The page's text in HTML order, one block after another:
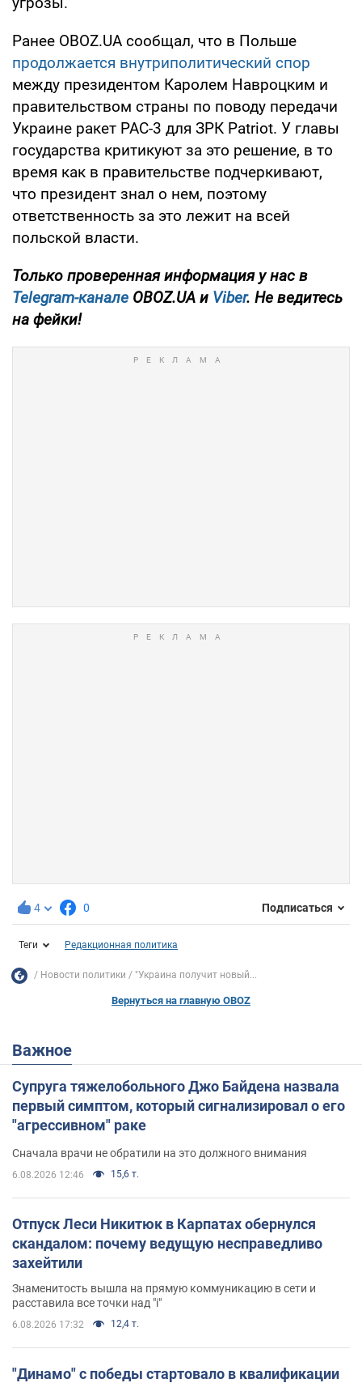
Ранее OBOZ.UA сообщал, что в Польше
продолжается внутриполитический спор
между президентом Каролем Навроцким и
правительством страны по поводу передачи
Украине ракет PAC-3 для ЗРК Patriot. У главы
государства критикуют за это решение, в то
время как в правительстве подчеркивают,
что президент знал о нем, поэтому
ответственность за это лежит на всей
польской власти.
Только проверенная информация у нас в
Telegram-канале OBOZ.UA и Viber. Не ведитесь
на фейки!
4 0 Подписаться
Теги Редакционная политика
Новости политики "Украина получит новый...
Вернуться на главную OBOZ
Важное
Супруга тяжелобольного Джо Байдена назвала
первый симптом, который сигнализировал о его
"агрессивном" раке
Сначала врачи не обратили на это должного внимания
6.08.2026 12:46 15,6 т.
Отпуск Леси Никитюк в Карпатах обернулся
скандалом: почему ведущую несправедливо
захейтили
Знаменитость вышла на прямую коммуникацию в сети и
расставила все точки над "i"
6.08.2026 17:32 12,4 т.
"Динамо" с победы стартовало в квалификации